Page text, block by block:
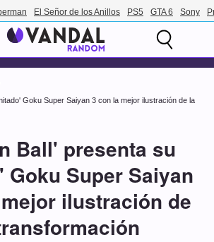
El Señor de los Anillos PS5 GTA 6 Sony
Goku Super Saiyan 3 con la mejor ilustración de la
Ball' presenta su
Super Saiyan
ilustración de